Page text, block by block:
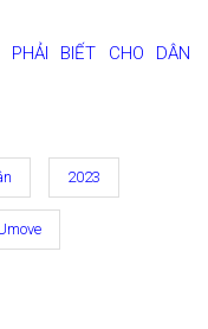
BIẾT CHO DÂN
2023